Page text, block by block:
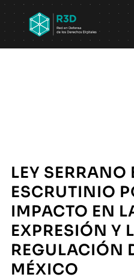
LEY SERRANO
ESCRUTINIO
IMPACTO EN
EXPRESIÓN Y
REGULACIÓN
MÉXICO